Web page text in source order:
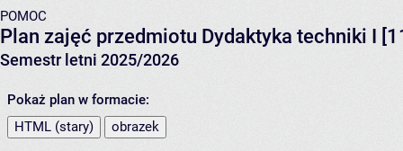
POMOC
Plan zajęć przedmiotu Dydaktyka techniki I
Semestr letni 2025/2026
Pokaż plan w formacie:
HTML (stary)
obrazek